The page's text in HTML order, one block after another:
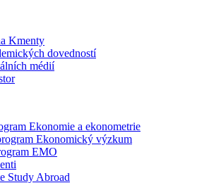
Kmenty
dovedností
médií
Ekonomie a ekonometrie
Ekonomický výzkum
EMO
Study Abroad